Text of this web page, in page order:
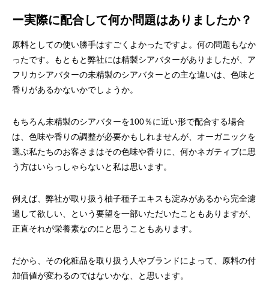
ー実際に配合して何か問題はありましたか？
原料としての使い勝手はすごくよかったですよ。何の問題もなか
ったです。もともと弊社には精製シアバターがありましたが、ア
フリカシアバターの未精製のシアバターとの主な違いは、色味と
香りがあるかないかでしょうか。
もちろん未精製のシアバターを100％に近い形で配合する場合
は、色味や香りの調整が必要かもしれませんが、オーガニックを
選ぶ私たちのお客さまはその色味や香りに、何かネガティブに思
う方はいらっしゃらないと私は思います。
例えば、弊社が取り扱う柚子種子エキスも淀みがあるから完全濾
過して欲しい、という要望を一部いただいたこともありますが、
正直それが栄養素なのにと思うこともあります。
だから、その化粧品を取り扱う人やブランドによって、原料の付
加価値が変わるのではないかな、と思います。